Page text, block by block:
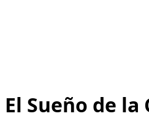
El Sueño de la